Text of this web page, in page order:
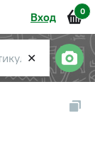
Вход 0
✕